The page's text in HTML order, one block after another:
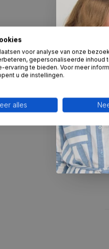
voor analyse van onze
gepersonaliseerde inhoud
te bieden. Voor meer
u de instellingen.
alles